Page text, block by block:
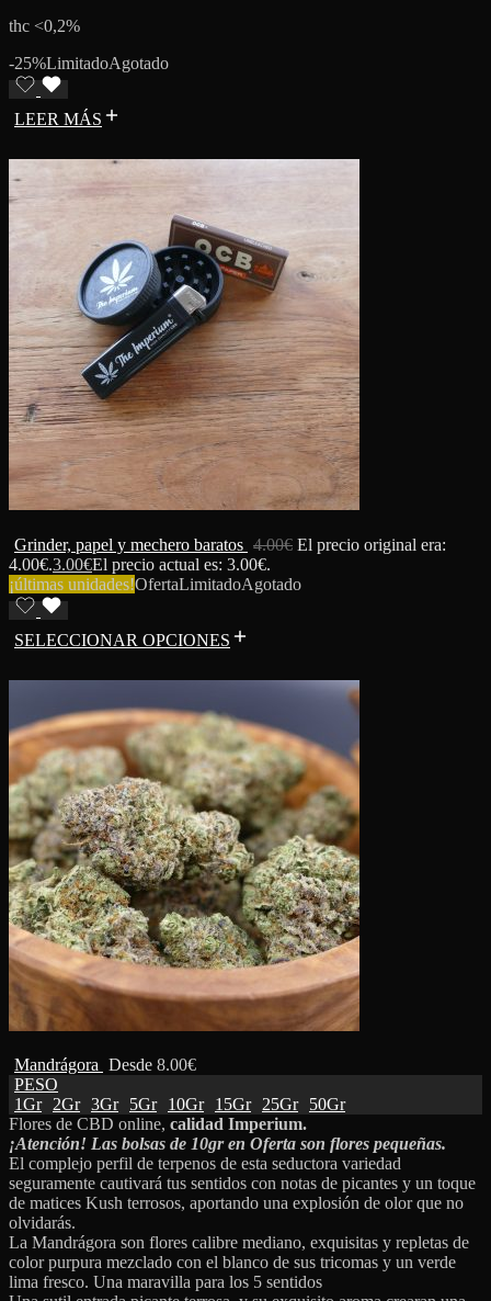
thc <0,2%
-25%LimitadoAgotado
LEER MÁS
Grinder, papel y mechero baratos 4.00€ El precio original era:
4.00€.3.00€El precio actual es: 3.00€.
¡últimas unidades!OfertaLimitadoAgotado
SELECCIONAR OPCIONES
Mandrágora Desde 8.00€
PESO
1Gr 2Gr 3Gr 5Gr 10Gr 15Gr 25Gr
50Gr
Flores de CBD online, calidad Imperium.
¡Atención! Las bolsas de 10gr en Oferta son flores pequeñas.
El complejo perfil de terpenos de esta seductora variedad
seguramente cautivará tus sentidos con notas de picantes y un toque
de matices Kush terrosos, aportando una explosión de olor que no
olvidarás.
La Mandrágora son flores calibre mediano, exquisitas y repletas de
color purpura mezclado con el blanco de sus tricomas y un verde
lima fresco. Una maravilla para los 5 sentidos